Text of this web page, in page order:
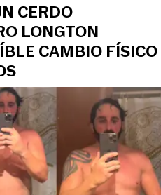
CERDO
LONGTON
CAMBIO FÍSICO